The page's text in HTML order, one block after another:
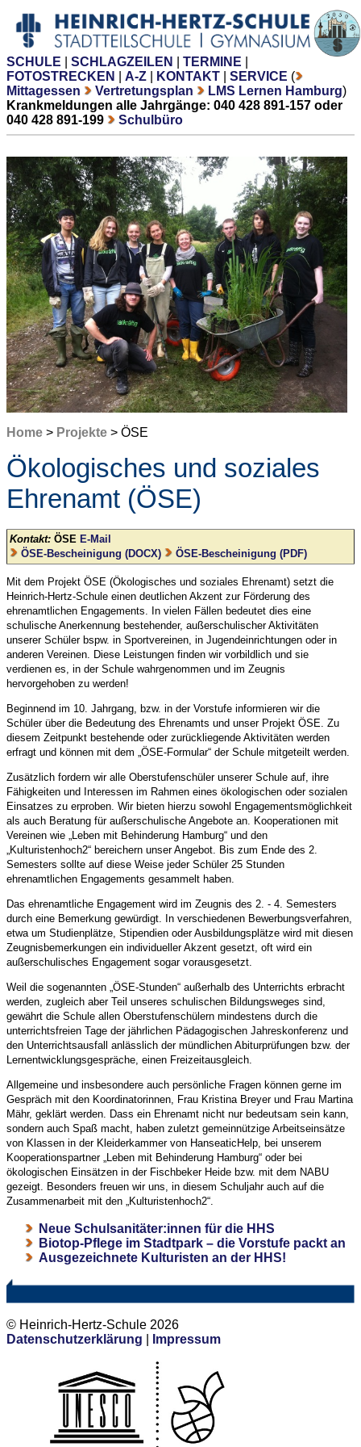
SCHULE SCHLAGZEILEN TERMINE
FOTOSTRECKEN
A-Z KONTAKT SERVICE (
Mittagessen
Vertretungsplan LMS Lernen Hamburg)
Krankmeldungen alle Jahrgänge: 040 428 891-157 oder
040 428 891-199
Schulbüro
Home > Projekte > ÖSE
Ökologisches und soziales
Ehrenamt (ÖSE)
Kontakt: ÖSE E-Mail
ÖSE-Bescheinigung (DOCX)
ÖSE-Bescheinigung (PDF)
Mit dem Projekt ÖSE (Ökologisches und soziales Ehrenamt) setzt die
Heinrich-Hertz-Schule einen deutlichen Akzent zur Förderung des
ehrenamtlichen Engagements. In vielen Fällen bedeutet dies eine
schulische Anerkennung bestehender, außerschulischer Aktivitäten
unserer Schüler bspw. in Sportvereinen, in Jugendeinrichtungen oder in
anderen Vereinen. Diese Leistungen finden wir vorbildlich und sie
verdienen es, in der Schule wahrgenommen und im Zeugnis
hervorgehoben zu werden!
Beginnend im 10. Jahrgang, bzw. in der Vorstufe informieren wir die
Schüler über die Bedeutung des Ehrenamts und unser Projekt ÖSE. Zu
diesem Zeitpunkt bestehende oder zurückliegende Aktivitäten werden
erfragt und können mit dem „ÖSE-Formular“ der Schule mitgeteilt werden.
Zusätzlich fordern wir alle Oberstufenschüler unserer Schule auf, ihre
Fähigkeiten und Interessen im Rahmen eines ökologischen oder sozialen
Einsatzes zu erproben. Wir bieten hierzu sowohl Engagementsmöglichkeit
als auch Beratung für außerschulische Angebote an. Kooperationen mit
Vereinen wie „Leben mit Behinderung Hamburg“ und den
„Kulturistenhoch2“ bereichern unser Angebot. Bis zum Ende des 2.
Semesters sollte auf diese Weise jeder Schüler 25 Stunden
ehrenamtlichen Engagements gesammelt haben.
Das ehrenamtliche Engagement wird im Zeugnis des 2. - 4. Semesters
durch eine Bemerkung gewürdigt. In verschiedenen Bewerbungsverfahren,
etwa um Studienplätze, Stipendien oder Ausbildungsplätze wird mit diesen
Zeugnisbemerkungen ein individueller Akzent gesetzt, oft wird ein
außerschulisches Engagement sogar vorausgesetzt.
Weil die sogenannten „ÖSE-Stunden“ außerhalb des Unterrichts erbracht
werden, zugleich aber Teil unseres schulischen Bildungsweges sind,
gewährt die Schule allen Oberstufenschülern mindestens durch die
unterrichtsfreien Tage der jährlichen Pädagogischen Jahreskonferenz und
den Unterrichtsausfall anlässlich der mündlichen Abiturprüfungen bzw. der
Lernentwicklungsgespräche, einen Freizeitausgleich.
Allgemeine und insbesondere auch persönliche Fragen können gerne im
Gespräch mit den Koordinatorinnen, Frau Kristina Breyer und Frau Martina
Mähr, geklärt werden. Dass ein Ehrenamt nicht nur bedeutsam sein kann,
sondern auch Spaß macht, haben zuletzt gemeinnützige Arbeitseinsätze
von Klassen in der Kleiderkammer von HanseaticHelp, bei unserem
Kooperationspartner „Leben mit Behinderung Hamburg“ oder bei
ökologischen Einsätzen in der Fischbeker Heide bzw. mit dem NABU
gezeigt. Besonders freuen wir uns, in diesem Schuljahr auch auf die
Zusammenarbeit mit den „Kulturistenhoch2“.
Neue Schulsanitäter:innen für die HHS
Biotop-Pflege im Stadtpark – die Vorstufe packt an
Ausgezeichnete Kulturisten an der HHS!
© Heinrich-Hertz-Schule 2026
Datenschutzerklärung
Impressum